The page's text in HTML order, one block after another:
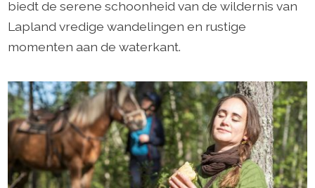
biedt de serene schoonheid van de wildernis van
Lapland vredige wandelingen en rustige
momenten aan de waterkant.